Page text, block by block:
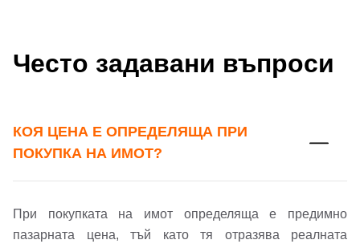
Често задавани въпроси
КОЯ ЦЕНА Е ОПРЕДЕЛЯЩА ПРИ
ПОКУПКА НА ИМОТ?
При покупката на имот определяща е предимно
пазарната цена, тъй като тя отразява реалната